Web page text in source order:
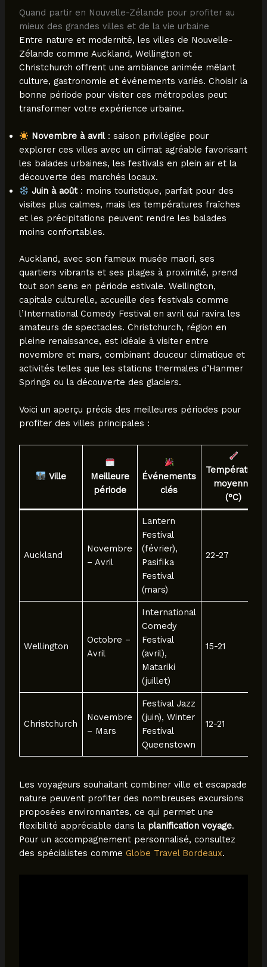
Quand partir en Nouvelle-Zélande pour profiter au
mieux des grandes villes et de la vie urbaine
Entre nature et modernité, les villes de Nouvelle-
Zélande comme Auckland, Wellington et
Christchurch offrent une ambiance animée mêlant
culture, gastronomie et événements variés. Choisir la
bonne période pour visiter ces métropoles peut
transformer votre expérience urbaine.
Novembre à avril: saison privilégiée pour
explorer ces villes avec un climat agréable favorisant
les balades urbaines, les festivals en plein air et la
découverte des marchés locaux.
Juin à août: moins touristique, parfait pour des
visites plus calmes, mais les températures fraîches
et les précipitations peuvent rendre les balades
moins confortables.
Auckland, avec son fameux musée maori, ses
quartiers vibrants et ses plages à proximité, prend
tout son sens en période estivale. Wellington,
capitale culturelle, accueille des festivals comme
l’International Comedy Festival en avril qui ravira les
amateurs de spectacles. Christchurch, région en
pleine renaissance, est idéale à visiter entre
novembre et mars, combinant douceur climatique et
activités telles que les stations thermales d’Hanmer
Springs ou la découverte des glaciers.
Voici un aperçu précis des meilleures périodes pour
profiter des villes principales :
Ville
Meilleure
période
Événements
clés
Température
moyenne
(°C)
Auckland
Novembre
– Avril
Lantern
Festival
(février),
Pasifika
Festival
(mars)
22-27
Wellington
Octobre –
Avril
International
Comedy
Festival
(avril),
Matariki
(juillet)
15-21
Christchurch
Novembre
– Mars
Festival Jazz
(juin), Winter
Festival
Queenstown
12-21
Les voyageurs souhaitant combiner ville et escapade
nature peuvent profiter des nombreuses excursions
proposées environnantes, ce qui permet une
flexibilité appréciable dans la planification voyage.
Pour un accompagnement personnalisé, consultez
des spécialistes comme Globe Travel Bordeaux.